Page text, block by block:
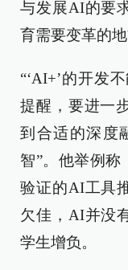
与发展AI的要
育需要变革的
“‘AI+’的开发
提醒，要进一
到合适的深度
智”。他举例称
验证的AI工具
欠佳，AI并没
学生增负。